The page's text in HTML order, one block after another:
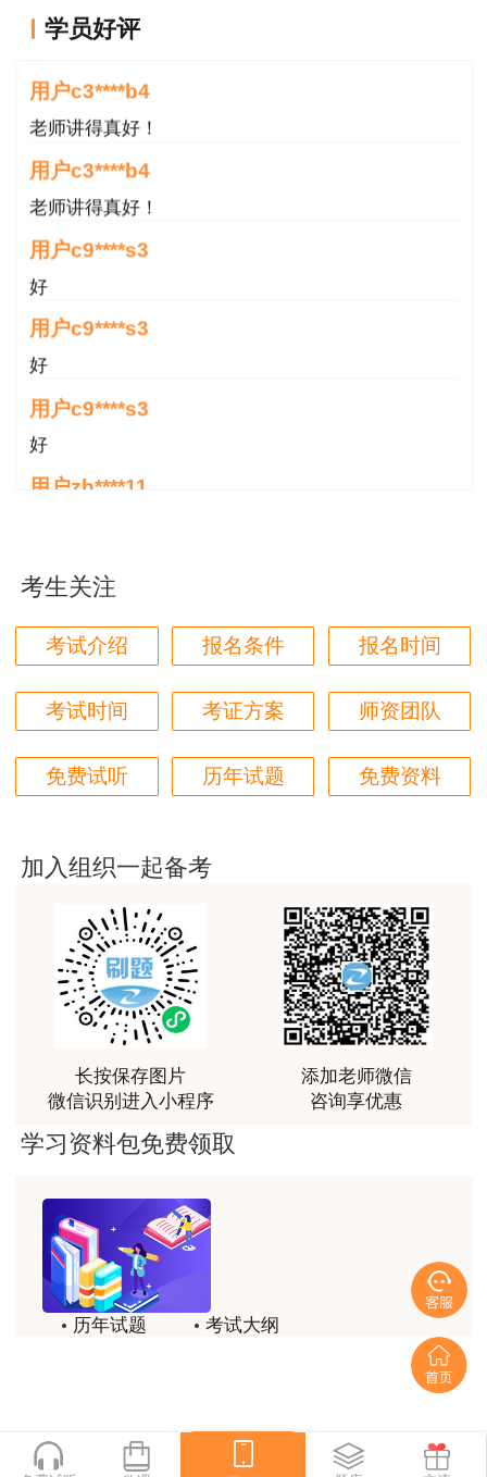
学员好评
用户c3****b4
用户c3****b4
老师讲得真好！
用户c3****b4
老师讲得真好！
用户c9****s3
好
用户c9****s3
好
用户c9****s3
好
用户zh****11
用户zh****87
贾老师讲的太好了，题库、资料还多
用户zh****94
老师们讲的很好，通俗易懂，对小白很友好
建筑专业跟网校过了，今年考其他安全，还是选择网
用户m6****57
用户da****ng
生产技术今年的教学比起去年，在实例的列举上更丰
富生动。
用户m3****68
课程清晰易懂，便于记忆，老师重难点讲解也很清晰
用户we****66
跟着老师学习理解的特别快，比自己学习容易多了
用户m0****66
贾老师讲的很有水平，这次考过全靠他了
用户m0****68
贾老师一如既往的稳
回顾整个学习过程，我收获的不仅是证书和技能，更
网课像一位循循善诱的引路人，让我相信只要选对方
法、坚持行动，每个人都能突破自己的天花板，真心
考生关注
考试介绍 报名条件 报名时间
考试时间 考证方案 师资团队
免费试听 历年试题 免费资料
加入组织一起备考
长按保存图片
微信识别进入小程序
添加老师微信
咨询享优惠
学习资料包免费领取
历年试题
考试大纲